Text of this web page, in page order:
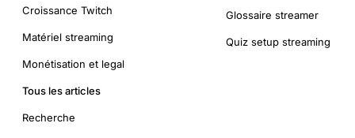
Croissance Twitch
Matériel streaming
Monétisation et legal
Tous les articles
Recherche
Glossaire streamer
Quiz setup streaming